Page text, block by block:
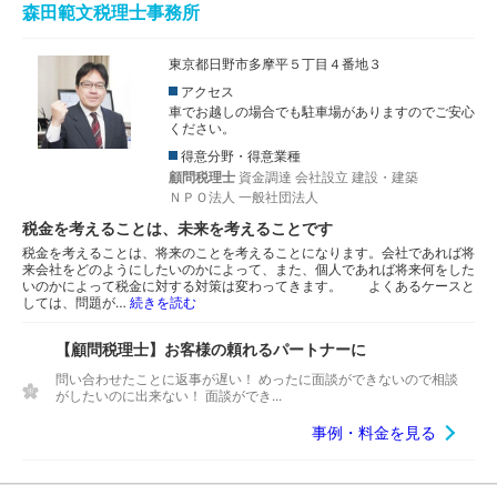
森田範文税理士事務所
東京都日野市多摩平５丁目４番地３
アクセス
車でお越しの場合でも駐車場がありますのでご安心
ください。
得意分野・得意業種
顧問税理士 資金調達 会社設立 建設・建築
ＮＰＯ法人 一般社団法人
税金を考えることは、未来を考えることです
税金を考えることは、将来のことを考えることになります。会社であれば将
来会社をどのようにしたいのかによって、また、個人であれば将来何をした
いのかによって税金に対する対策は変わってきます。 よくあるケースと
しては、問題が… 続きを読む
【顧問税理士】お客様の頼れるパートナーに
問い合わせたことに返事が遅い！ めったに面談ができないので相談
がしたいのに出来ない！ 面談ができ...
事例・料金を見る